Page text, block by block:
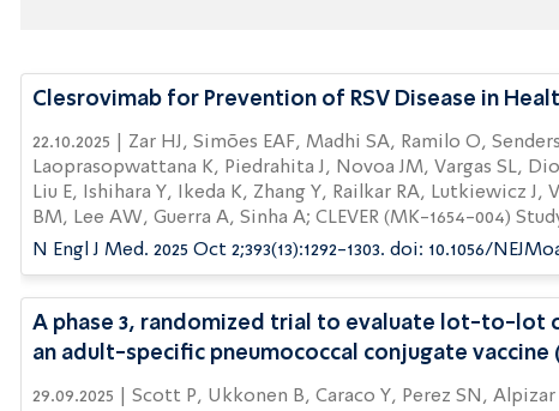
Clesrovimab for Prevention of RSV Disease in
22.10.2025 | Zar HJ, Simões EAF, Madhi SA, Ramilo O, Senders SD, Shepard JS,
Laoprasopwattana K, Piedrahita J, Novoa JM, Vargas SL,
Liu E, Ishihara Y, Ikeda K, Zhang Y, Railkar RA, Lutkiewicz J,
BM, Lee AW, Guerra A, Sinha A; CLEVER (MK-1654-004)
N Engl J Med. 2025 Oct 2;393(13):1292-1303. doi: 10.1056/
A phase 3, randomized trial to evaluate lot-to-lot
an adult-specific pneumococcal conjugate vaccine
29.09.2025 | Scott P, Ukkonen B, Caraco Y, Perez SN, Alpizar SA, Cardona JF,